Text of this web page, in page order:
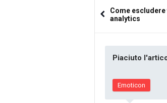
Come
analytics
Piaciuto
Emoticon